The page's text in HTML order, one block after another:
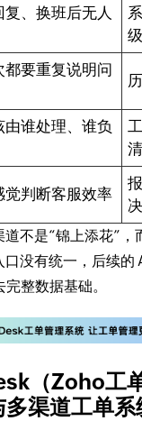
、换班后无人
都要重复说明问
由谁处理、谁负
觉判断客服效率
不是“锦上添花”，
没有统一，后续的
整数据基础。
（Zoho工
渠道工单系